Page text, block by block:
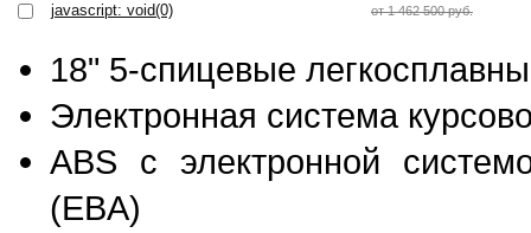
javascript: void(0) от 1 462 500 руб.
18" 5-спицевые
Электронная система
ABS c электронной
(EBA)